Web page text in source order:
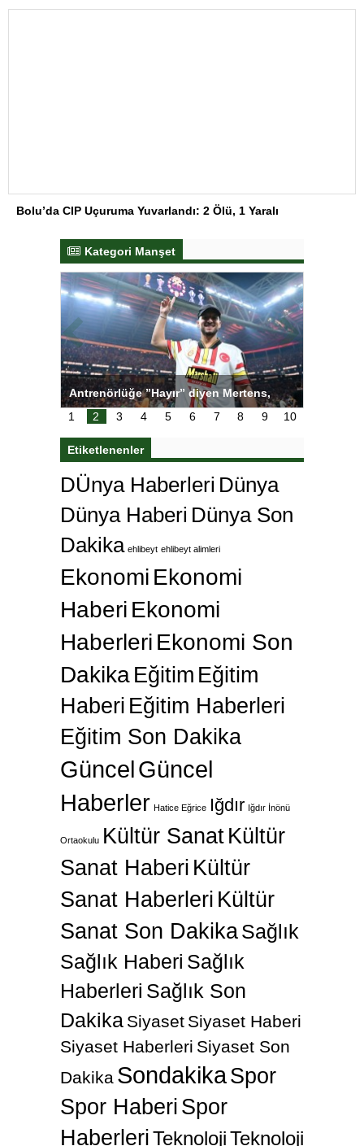
Bolu’da CIP Uçuruma Yuvarlandı: 2 Ölü, 1 Yaralı
Kategori Manşet
Antrenörlüğe ”Hayır” diyen Mertens,
Galatasaray’dan bakın ne istedi
1
2 3 4 5 6 7 8 9 10
Etiketlenenler
DÜnya Haberleri Dünya
Dünya Haberi Dünya Son
Dakika
Ekonomi Ekonomi
Haberi Ekonomi
Haberleri Ekonomi Son
Dakika Eğitim Eğitim
Haberi Eğitim Haberleri
Eğitim Son Dakika
GüncelGüncel
Haberler
Iğdır
Kültür Sanat Kültür
Sanat Haberi Kültür
Sanat Haberleri Kültür
Sanat Son Dakika Sağlık
Sağlık Haberi Sağlık
Haberleri Sağlık Son
Dakika Siyaset Siyaset Haberi
Siyaset Haberleri Siyaset Son
Dakika
Sondakika Spor
Spor Haberi Spor
HaberleriTeknolojiTeknoloji